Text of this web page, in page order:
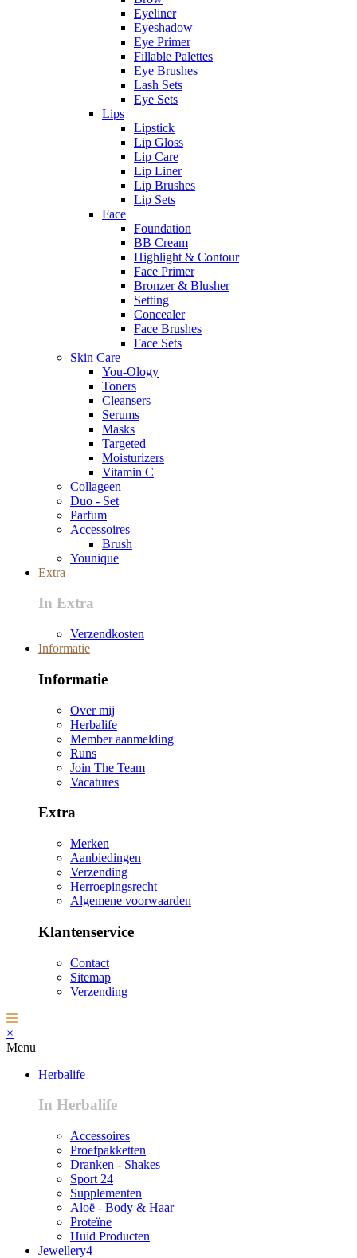
Eyeliner
Eyeshadow
Eye Primer
Fillable Palettes
Eye Brushes
Lash Sets
Eye Sets
Lips
Lipstick
Lip Gloss
Lip Care
Lip Liner
Lip Brushes
Lip Sets
Face
Foundation
BB Cream
Highlight & Contour
Face Primer
Bronzer & Blusher
Setting
Concealer
Face Brushes
Face Sets
Skin Care
You-Ology
Toners
Cleansers
Serums
Masks
Targeted
Moisturizers
Vitamin C
Collageen
Duo - Set
Parfum
Accessoires
Brush
Younique
Extra
In Extra
Verzendkosten
Informatie
Informatie
Over mij
Herbalife
Member aanmelding
Runs
Join The Team
Vacatures
Extra
Merken
Aanbiedingen
Verzending
Herroepingsrecht
Algemene voorwaarden
Klantenservice
Contact
Sitemap
Verzending
×
Menu
Herbalife
In Herbalife
Accessoires
Proefpakketten
Dranken - Shakes
Sport 24
Supplementen
Aloë - Body & Haar
Proteïne
Huid Producten
Jewellery4